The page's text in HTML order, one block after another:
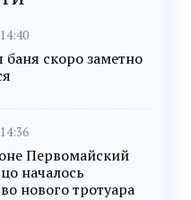
баня скоро заметно
Первомайский
началось
нового тротуара